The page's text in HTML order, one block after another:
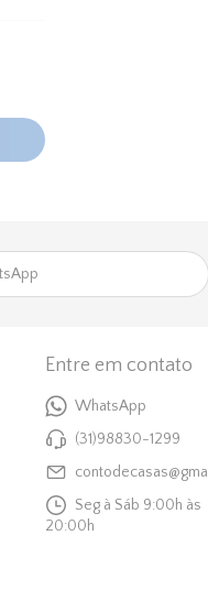
Entre em contato
WhatsApp
(31)98830-1299
Seg à Sáb 9:00h às
20:00h